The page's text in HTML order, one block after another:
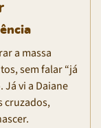
a massa
sem falar “já
Já vi a Daiane
cruzados,